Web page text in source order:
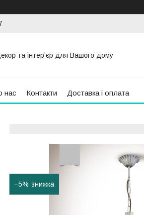
та інтерʼєр для Вашого дому
нас Контакти Доставка і оплата
–5%